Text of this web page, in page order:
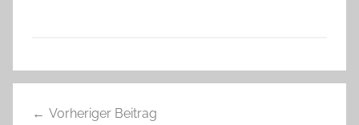
Vorheriger Beitrag